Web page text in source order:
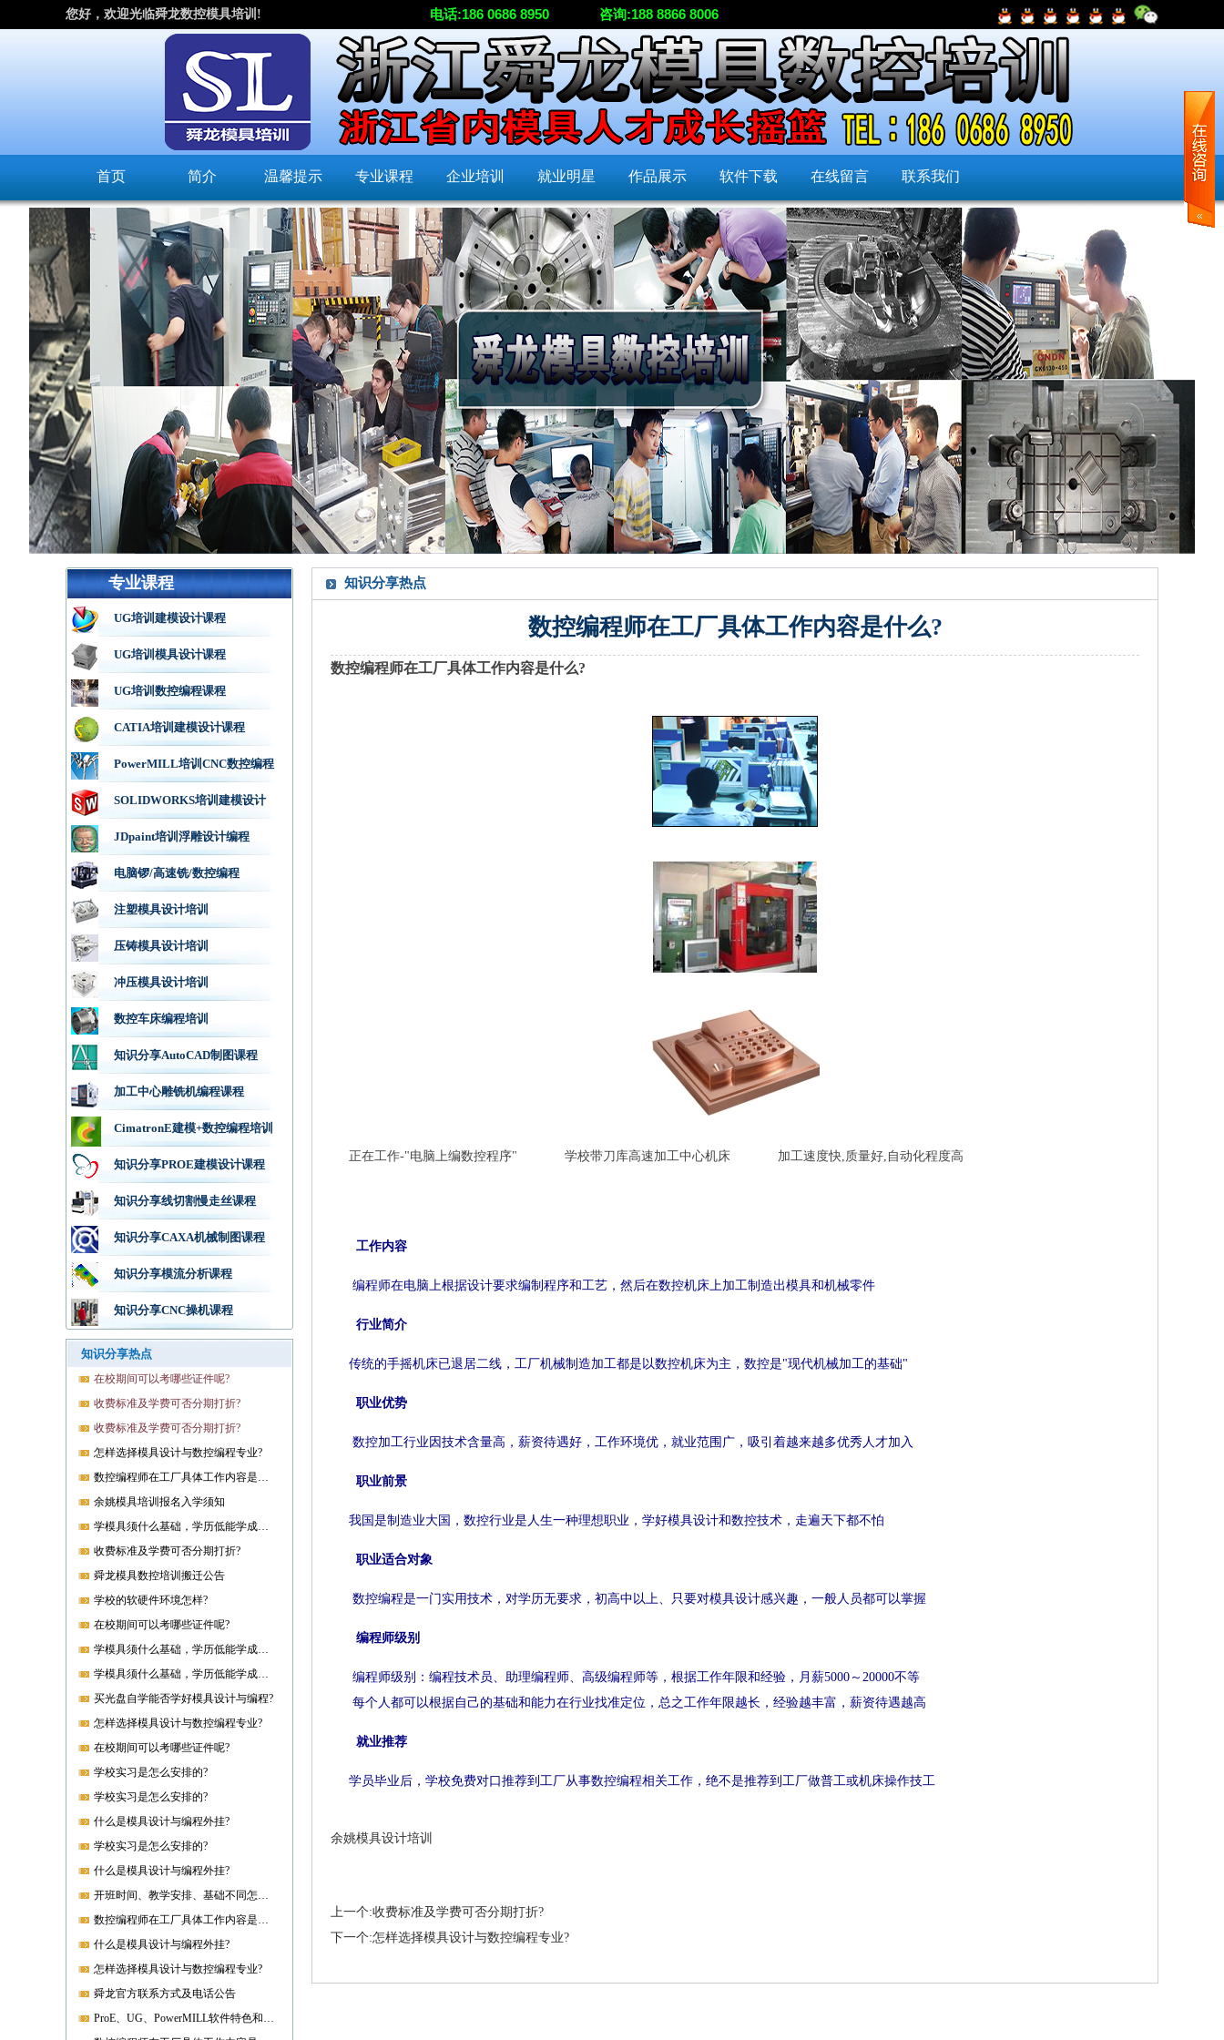
您好，欢迎光临舜龙数控模具培训! 电话:186 0686 8950 咨询:188 8866 8006
首页 简介 温馨提示 专业课程 企业培训 就业明星 作品展示 软件下载 在线留言 联系我们
专业课程
UG培训建模设计课程
UG培训模具设计课程
UG培训数控编程课程
CATIA培训建模设计课程
PowerMILL培训CNC数控编程
SOLIDWORKS培训建模设计
JDpaint培训浮雕设计编程
电脑锣/高速铣/数控编程
注塑模具设计培训
压铸模具设计培训
冲压模具设计培训
数控车床编程培训
知识分享AutoCAD制图课程
加工中心雕铣机编程课程
CimatronE建模+数控编程培训
知识分享PROE建模设计课程
知识分享线切割慢走丝课程
知识分享CAXA机械制图课程
知识分享模流分析课程
知识分享CNC操机课程
知识分享热点
在校期间可以考哪些证件呢?
收费标准及学费可否分期打折?
收费标准及学费可否分期打折?
怎样选择模具设计与数控编程专业?
数控编程师在工厂具体工作内容是什么?
余姚模具培训报名入学须知
学模具须什么基础，学历低能学成就业吗?
收费标准及学费可否分期打折?
舜龙模具数控培训搬迁公告
学校的软硬件环境怎样?
在校期间可以考哪些证件呢?
学模具须什么基础，学历低能学成就业吗?
学模具须什么基础，学历低能学成就业吗?
买光盘自学能否学好模具设计与编程?
怎样选择模具设计与数控编程专业?
在校期间可以考哪些证件呢?
学校实习是怎么安排的?
学校实习是怎么安排的?
什么是模具设计与编程外挂?
学校实习是怎么安排的?
什么是模具设计与编程外挂?
开班时间、教学安排、基础不同怎样开课?
数控编程师在工厂具体工作内容是什么?
什么是模具设计与编程外挂?
怎样选择模具设计与数控编程专业?
舜龙官方联系方式及电话公告
ProE、UG、PowerMILL软件特色和优势?
知识分享热点
数控编程师在工厂具体工作内容是什么?
数控编程师在工厂具体工作内容是什么?
正在工作-"电脑上编数控程序" 学校带刀库高速加工中心机床 加工速度快,质量好,自动化程度高
工作内容
编程师在电脑上根据设计要求编制程序和工艺，然后在数控机床上加工制造出模具和机械零件
行业简介
传统的手摇机床已退居二线，工厂机械制造加工都是以数控机床为主，数控是"现代机械加工的基础"
职业优势
数控加工行业因技术含量高，薪资待遇好，工作环境优，就业范围广，吸引着越来越多优秀人才加入
职业前景
我国是制造业大国，数控行业是人生一种理想职业，学好模具设计和数控技术，走遍天下都不怕
职业适合对象
数控编程是一门实用技术，对学历无要求，初高中以上、只要对模具设计感兴趣，一般人员都可以掌握
编程师级别
编程师级别：编程技术员、 助理编程师、高级编程师等，根据工作年限和经验，月薪5000～20000不等
每个人都可以根据自己的基础和能力在行业找准定位，总之工作年限越长，经验越丰富，薪资待遇越高
就业推荐
学员毕业后，学校免费对口推荐到工厂从事数控编程相关工作，绝不是推荐到工厂做普工或机床操作技工
余姚模具设计培训
上一个:收费标准及学费可否分期打折?
下一个:怎样选择模具设计与数控编程专业?